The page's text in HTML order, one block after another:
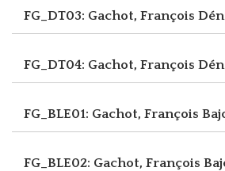
FG_DT03: Gachot, François
FG_DT04: Gachot, François
FG_BLE01: Gachot, François
FG_BLE02: Gachot, François